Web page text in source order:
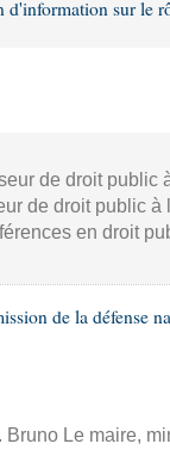
sur le
de droit public
de droit public
en droit
de la défense
Le maire,